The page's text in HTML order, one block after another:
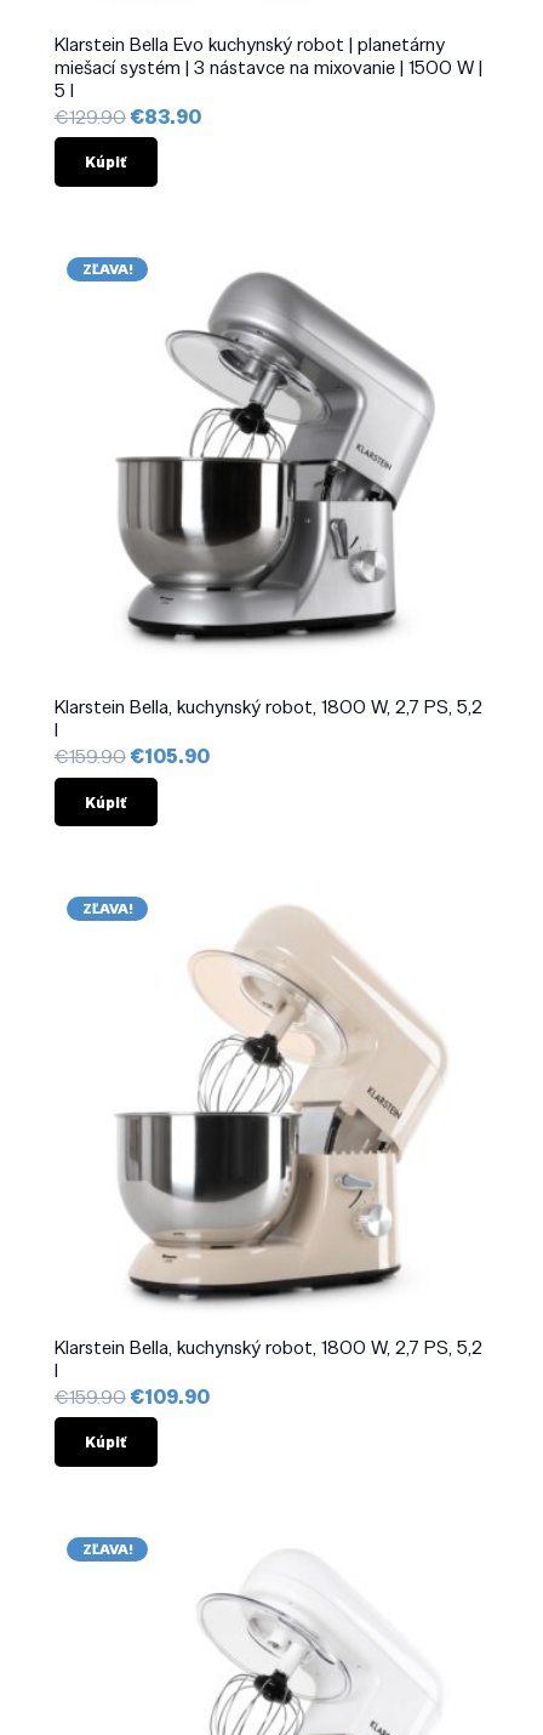
Klarstein Bella Evo kuchynský robot | planetárny
miešací systém | 3 nástavce na mixovanie | 1500 W |
5 l
€129.90 Pôvodná
cena
€129.90.
€83.90Aktuálna
Kúpiť
ZĽAVA!
Klarstein Bella, kuchynský robot, 1800 W, 2,7 PS, 5,2
l
€159.90 Pôvodná
cena
€159.90.
€105.90Aktuálna
Kúpiť
ZĽAVA!
Klarstein Bella, kuchynský robot, 1800 W, 2,7 PS, 5,2
l
€159.90 Pôvodná
cena
€159.90.
€109.90Aktuálna
Kúpiť
ZĽAVA!